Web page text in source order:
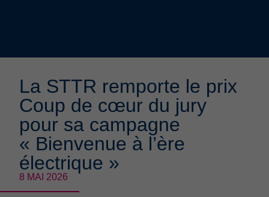
La STTR remporte le prix
Coup de cœur du jury
pour sa campagne
« Bienvenue à l’ère
électrique »
8 MAI 2026